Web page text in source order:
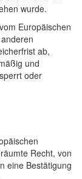
wurde.
Europäischen
ab,
und
oder
Recht, von
eine Bestätigung